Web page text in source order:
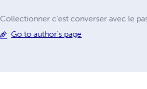
Collectionner c'est converser avec le
Go to author's page